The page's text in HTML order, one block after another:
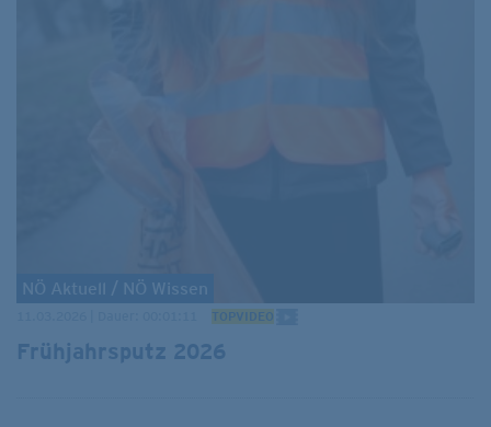
NÖ Aktuell / NÖ Wissen
TOPVIDEO
Frühjahrsputz 2026